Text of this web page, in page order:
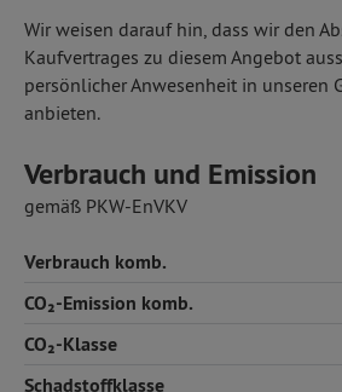
Wir weisen darauf hin, dass wir den
Kaufvertrages zu diesem Angebot
persönlicher Anwesenheit in unseren
anbieten.
Verbrauch und Emission
gemäß PKW-EnVKV
Verbrauch komb.
CO₂-Emission komb.
CO₂-Klasse
Schadstoffklasse